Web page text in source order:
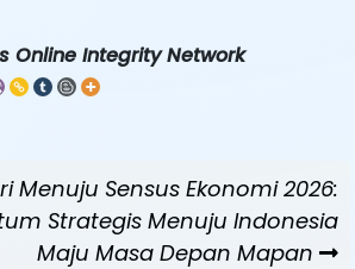
Online Integrity Network
Menuju Sensus Ekonomi 2026:
Strategis Menuju Indonesia
Maju Masa Depan Mapan